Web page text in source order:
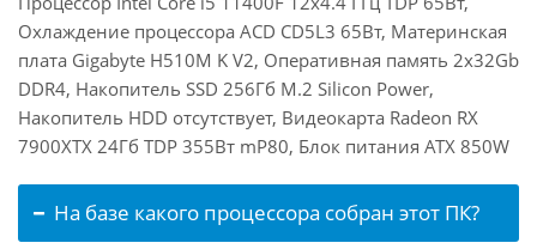
Охлаждение процессора ACD CD5L3 65Вт, Материнская
плата Gigabyte H510M K V2, Оперативная память 2x32Gb
DDR4, Накопитель SSD 256Гб M.2 Silicon Power,
Накопитель HDD отсутствует, Видеокарта Radeon RX
7900XTX 24Гб TDP 355Вт mP80, Блок питания ATX 850W
На базе какого процессора собран этот ПК?